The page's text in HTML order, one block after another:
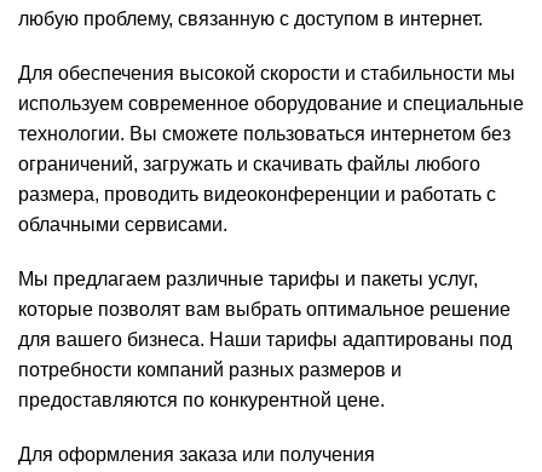
любую проблему, связанную с доступом в интернет.
Для обеспечения высокой скорости и стабильности мы
используем современное оборудование и специальные
технологии. Вы сможете пользоваться интернетом без
ограничений, загружать и скачивать файлы любого
размера, проводить видеоконференции и работать с
облачными сервисами.
Мы предлагаем различные тарифы и пакеты услуг,
которые позволят вам выбрать оптимальное решение
для вашего бизнеса. Наши тарифы адаптированы под
потребности компаний разных размеров и
предоставляются по конкурентной цене.
Для оформления заказа или получения